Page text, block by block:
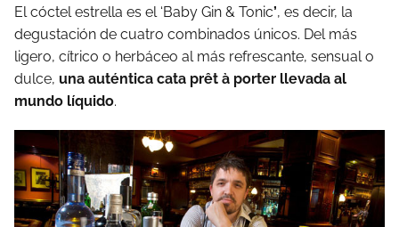
El cóctel estrella es el ‘Baby Gin & Tonic’, es decir, la
degustación de cuatro combinados únicos. Del más
ligero, cítrico o herbáceo al más refrescante, sensual o
dulce, una auténtica cata prêt à porter llevada al
mundo líquido.